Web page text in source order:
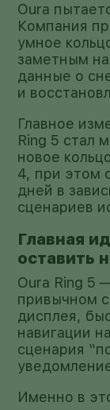
Oura
Компания
умное
заметным
данные о
и
Главное
Ring 5 стал
новое
4, при этом
дней в
сценариев
Главная
оставить
Oura Ring 5
привычном
дисплея,
навигации
сценария
Именно в